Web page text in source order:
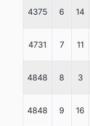
4375 6 14
4731 7 11
4848 8 3
4848 9 16